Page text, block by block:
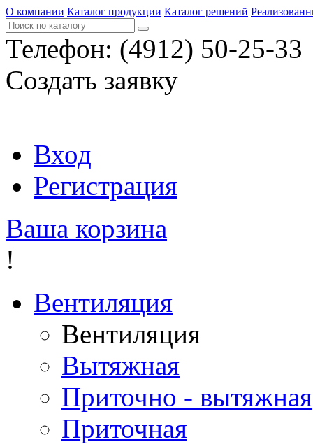
О компании Каталог продукции Каталог решений
Телефон: (4912) 50-25-33
Создать заявку
Вход
Регистрация
Ваша корзина
!
Вентиляция
Вентиляция
Вытяжная
Приточно - вытяжная
Приточная